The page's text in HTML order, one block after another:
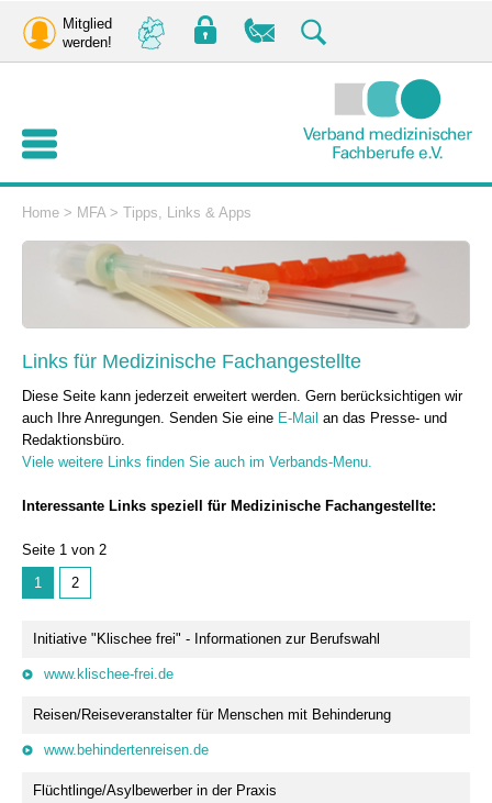
Mitglied
werden!
Home > MFA> Tipps, Links & Apps
Links für Medizinische Fachangestellte
Diese Seite kann jederzeit erweitert werden. Gern berücksichtigen wir
auch Ihre Anregungen. Senden Sie eine E-Mail an das Presse- und
Redaktionsbüro.
Viele weitere Links finden Sie auch im Verbands-Menu.
Interessante Links speziell für Medizinische Fachangestellte:
Seite 1 von 2
1
2
Initiative "Klischee frei" - Informationen zur Berufswahl
www.klischee-frei.de
Reisen/Reiseveranstalter für Menschen mit Behinderung
www.behindertenreisen.de
Flüchtlinge/Asylbewerber in der Praxis